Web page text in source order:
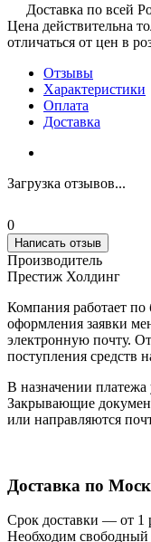
Доставка по всей
Цена действительна
отличаться от цен в
Отзывы
Характеристики
Оплата
Доставка
Загрузка отзывов...
0
Написать отзыв
Производитель
Престиж Холдинг
Компания работает по
оформления заявки
электронную почту.
поступления средств
В назначении платежа
Закрывающие
или направляются
Доставка по
Срок доставки — от 1
Необходим свободный